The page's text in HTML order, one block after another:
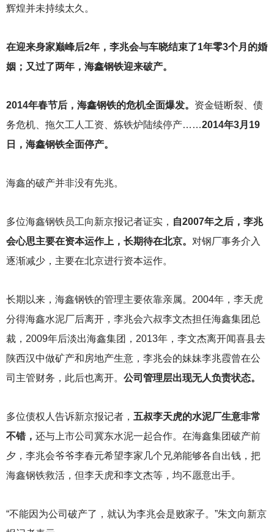
辉煌并未持续太久。
在迎来身家巅峰后2年，李兆会与车晓结束了1年零3个月的婚
姻；又过了两年，海鑫钢铁迎来破产。
2014年春节后，海鑫钢铁的危机全面爆发。 资金链断裂、债
务危机、拖欠工人工资、炼铁炉陆续停产……2014年3月19
日，海鑫钢铁全面停产。
海鑫的破产并非没有先兆。
多位海鑫钢铁员工向新京报记者证实， 自2007年之后，李兆
会心思主要在资本运作上，长期待在北京。 对钢厂事务介入
逐渐减少，主要在北京进行资本运作。
长期以来，海鑫钢铁的管理主要依靠亲属。2004年，李天虎
分得海鑫水泥厂后离开，李兆会六叔李文杰担任海鑫集团总
裁，2009年后淡出海鑫集团，2013年，李文杰离开闻喜县去
陕西汉中做矿产和房地产生意，李兆会的妹妹李兆霞曾在公
司主管财务，此后也离开。 公司管理层出现无人负责状态。
多位债权人告诉新京报记者， 五叔李天虎的水泥厂生意非常
不错， 还与上市公司冀东水泥一起合作。在海鑫集团破产前
夕，李兆会爷爷李春元希望李家几个兄弟能够各自出钱，把
海鑫钢铁救活，但李天虎和李文杰等，均不愿意出手。
“不能因为公司破产了，就认为李兆会是败家子。”朱文向新京